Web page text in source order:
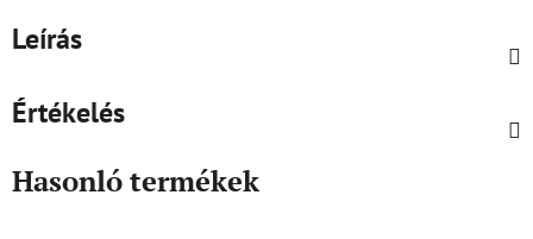
Leírás
Értékelés
Hasonló termékek